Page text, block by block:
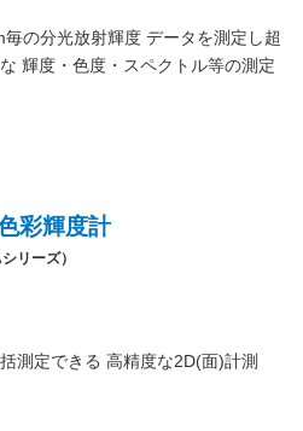
の分光放射輝度 データを測定し超
輝度・色度・スペクトル等の測定
彩輝度計
シリーズ）
測定できる 高精度な2D(面)計測